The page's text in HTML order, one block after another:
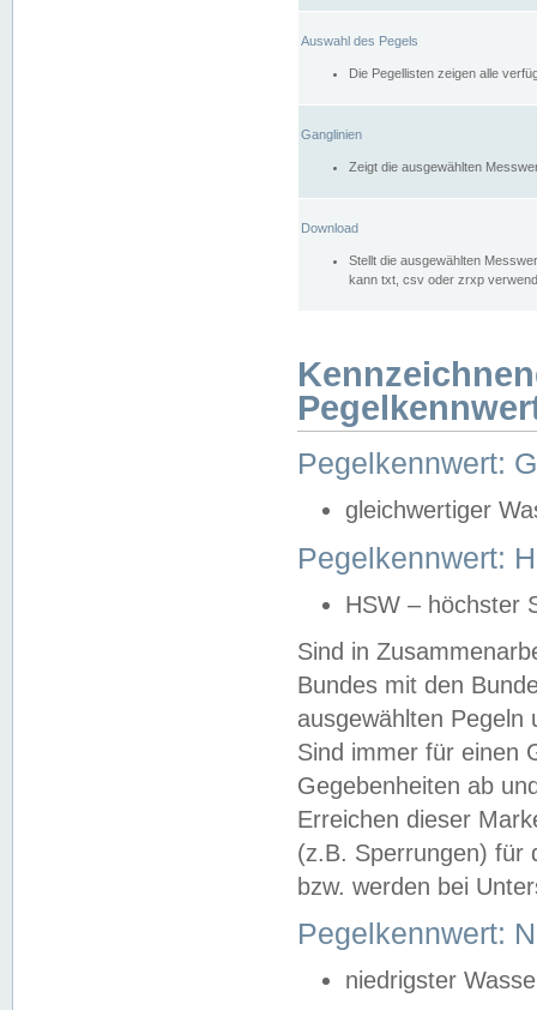
Auswahl des Pegels
Die Pegellisten zeigen alle
Ganglinien
Zeigt die ausgewählten
Download
Stellt die ausgewählten
kann txt, csv oder zrxp
Pegelkennwert:
gleichwertiger
Pegelkennwert:
HSW – höchster
Sind in
Bundes mit den
ausgewählten
Sind immer für einen
Gegebenheiten ab
Erreichen dieser
(z.B. Sperrungen) für
bzw. werden bei
Pegelkennwert:
niedrigster